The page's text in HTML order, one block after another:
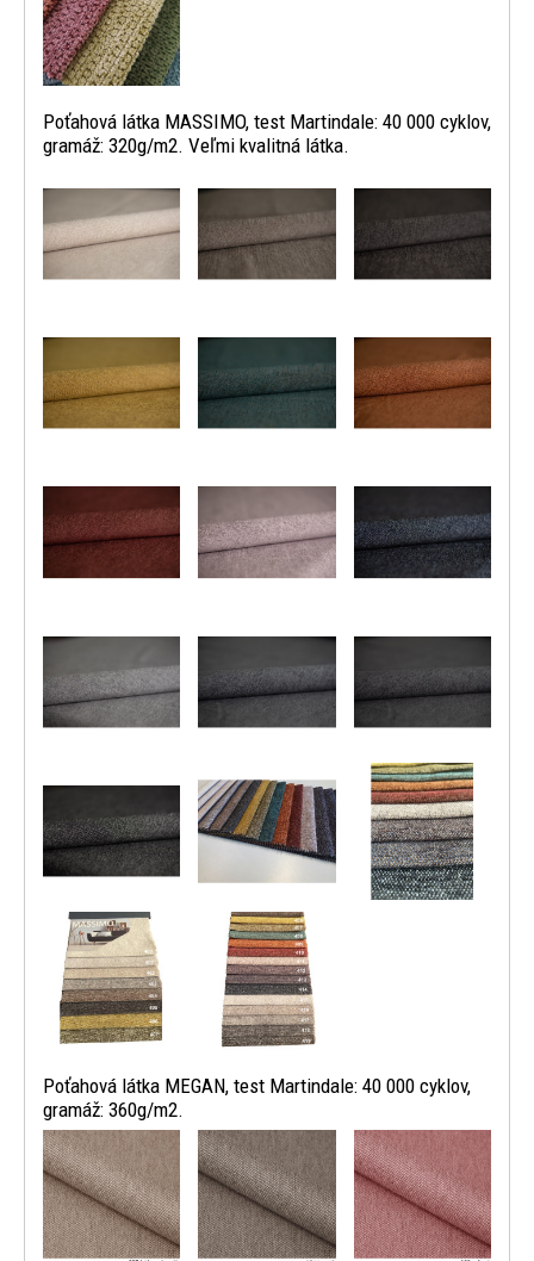
Poťahová látka MASSIMO, test Martindale: 40 000 cyklov,
gramáž: 320g/m2. Veľmi kvalitná látka.
Poťahová látka MEGAN, test Martindale: 40 000 cyklov,
gramáž: 360g/m2.